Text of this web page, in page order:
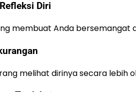
Diri
membuat Anda bersemangat
melihat dirinya secara lebih